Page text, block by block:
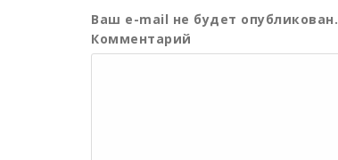
Ваш e-mail не будет опубликован.
Комментарий